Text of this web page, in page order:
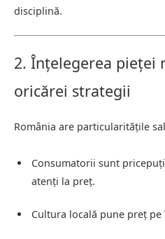
disciplină.
2. Înțelegerea pieței
oricărei strategii
România are particularitățile
Consumatorii sunt
atenți la preț.
Cultura locală pune preț